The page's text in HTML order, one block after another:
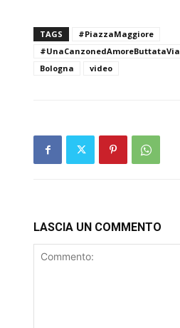
TAGS
#PiazzaMaggiore
#UnaCanzonedAmoreButtataVia
Bologna
video
LASCIA UN COMMENTO